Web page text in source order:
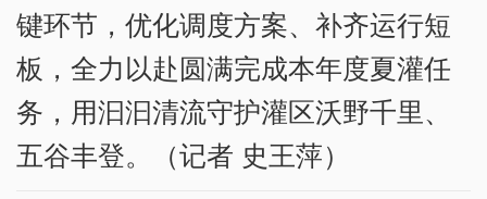
键环节，优化调度方案、补齐运行短
板，全力以赴圆满完成本年度夏灌任
务，用汩汩清流守护灌区沃野千里、
五谷丰登。（记者 史王萍）